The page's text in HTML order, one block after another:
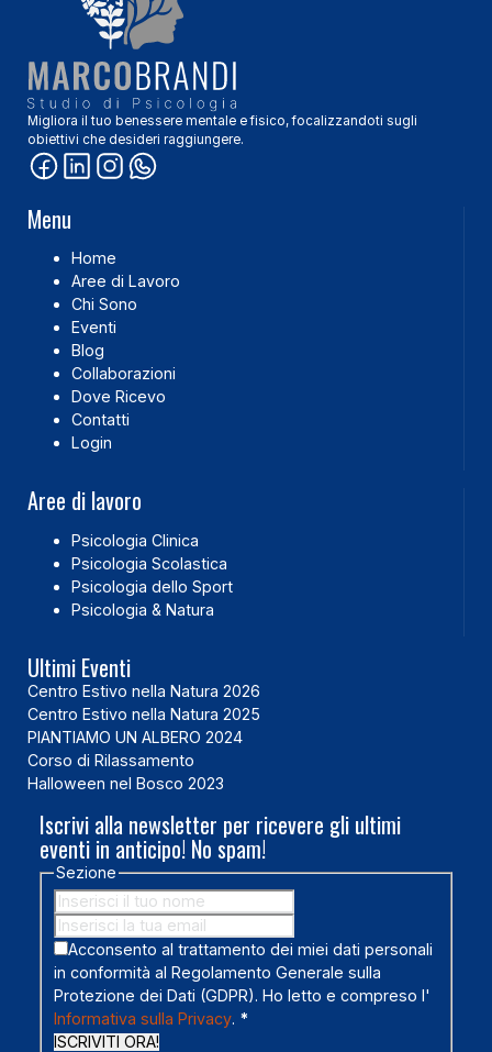
Migliora il tuo benessere mentale e fisico, focalizzandoti sugli
obiettivi che desideri raggiungere.
Menu
Home
Aree di Lavoro
Chi Sono
Eventi
Blog
Collaborazioni
Dove Ricevo
Contatti
Login
Aree di lavoro
Psicologia Clinica
Psicologia Scolastica
Psicologia dello Sport
Psicologia & Natura
Ultimi Eventi
Centro Estivo nella Natura 2026
Centro Estivo nella Natura 2025
PIANTIAMO UN ALBERO 2024
Corso di Rilassamento
Halloween nel Bosco 2023
Iscrivi alla newsletter per ricevere gli ultimi
eventi in anticipo! No spam!
Sezione
Acconsento al trattamento dei miei dati personali
in conformità al Regolamento Generale sulla
Protezione dei Dati (GDPR). Ho letto e compreso l'
Informativa sulla Privacy. *
ISCRIVITI ORA!